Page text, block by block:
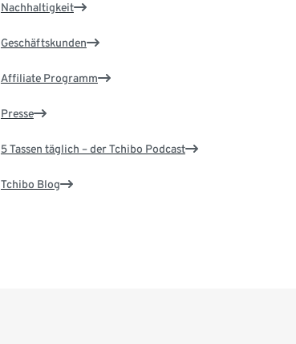
Nachhaltigkeit
Geschäftskunden
Affiliate Programm
Presse
5 Tassen täglich – der Tchibo Podcast
Tchibo Blog